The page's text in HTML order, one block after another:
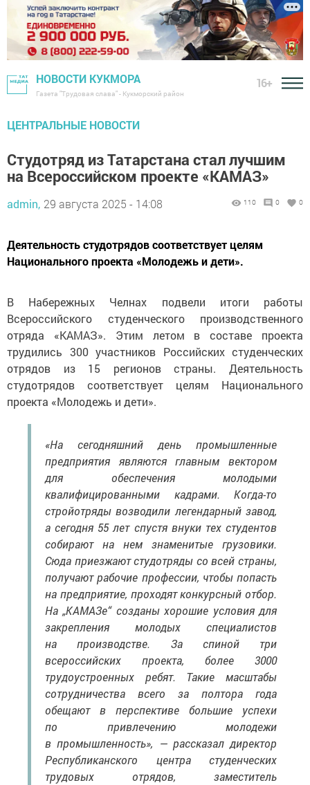
НОВОСТИ КУКМОРА
Газета "Трудовая слава" - Кукморский район
16+
ЦЕНТРАЛЬНЫЕ НОВОСТИ
Студотряд из Татарстана стал лучшим
на Всероссийском проекте «КАМАЗ»
admin, 29 августа 2025 - 14:08 110 0 0
Деятельность студотрядов соответствует целям
Национального проекта «Молодежь и дети».
В Набережных Челнах подвели итоги работы
Всероссийского студенческого производственного
отряда «КАМАЗ». Этим летом в составе проекта
трудились 300 участников Российских студенческих
отрядов из 15 регионов страны. Деятельность
студотрядов соответствует целям Национального
проекта «Молодежь и дети».
«На сегодняшний день промышленные
предприятия являются главным вектором
для обеспечения молодыми
квалифицированными кадрами. Когда-то
стройотряды возводили легендарный завод,
а сегодня 55 лет спустя внуки тех студентов
собирают на нем знаменитые грузовики.
Сюда приезжают студотряды со всей страны,
получают рабочие профессии, чтобы попасть
на предприятие, проходят конкурсный отбор.
На „КАМАЗе“ созданы хорошие условия для
закрепления молодых специалистов
на производстве. За спиной три
всероссийских проекта, более 3000
трудоустроенных ребят. Такие масштабы
сотрудничества всего за полтора года
обещают в перспективе большие успехи
по привлечению молодежи
в промышленность», — рассказал директор
Республиканского центра студенческих
трудовых отрядов, заместитель